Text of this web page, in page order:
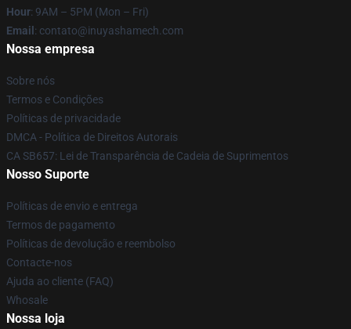
Hour: 9AM – 5PM (Mon – Fri)
Email : contato@inuyashamech.com
Nossa empresa
Sobre nós
Termos e Condições
Políticas de privacidade
DMCA - Política de Direitos Autorais
CA SB657: Lei de Transparência de Cadeia de Suprimentos
Nosso Suporte
Políticas de envio e entrega
Termos de pagamento
Políticas de devolução e reembolso
Contacte-nos
Ajuda ao cliente (FAQ)
Whosale
Nossa loja